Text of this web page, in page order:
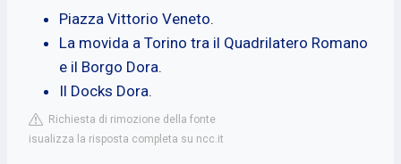
Piazza Vittorio Veneto.
La movida a Torino tra il Quadrilatero Romano
e il Borgo Dora.
Il Docks Dora.
Richiesta di rimozione della fonte
isualizza la risposta completa su ncc.it